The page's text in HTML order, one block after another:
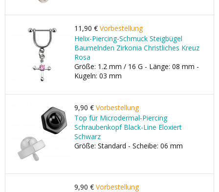
11,90 € Vorbestellung
Helix-Piercing-Schmuck Steigbügel
Baumelnden Zirkonia Christliches Kreuz
Rosa
Größe: 1.2 mm / 16 G - Länge: 08 mm -
Kugeln: 03 mm
9,90 € Vorbestellung
Top für Microdermal-Piercing
Schraubenkopf Black-Line Eloxiert
Schwarz
Größe: Standard - Scheibe: 06 mm
9,90 € Vorbestellung